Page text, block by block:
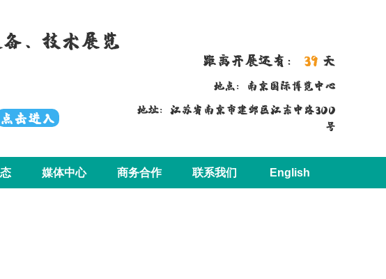
、技术展览
点击进入
距离开展还有： 39 天
地点：南京国际博览中心
地址：江苏省南京市建邺区江东中路300
号
媒体中心 商务合作 联系我们 English